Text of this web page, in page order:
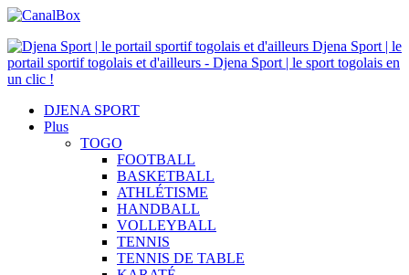
Djena Sport | le
portail sportif togolais et d'ailleurs - Djena Sport | le sport togolais en
un clic !
DJENA SPORT
Plus
TOGO
FOOTBALL
BASKETBALL
ATHLÉTISME
HANDBALL
VOLLEYBALL
TENNIS
TENNIS DE TABLE